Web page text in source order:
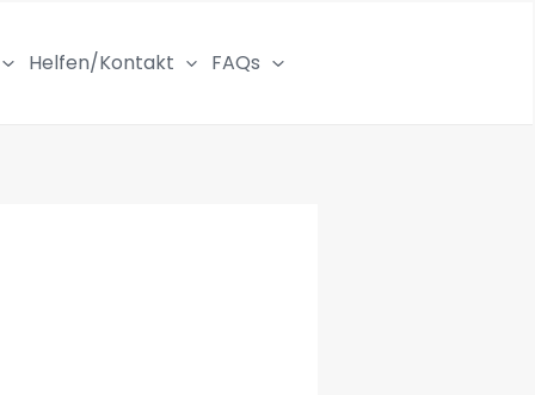
Helfen/Kontakt FAQs